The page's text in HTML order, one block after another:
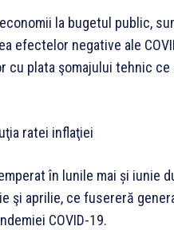
la bugetul public,
efectelor negative ale
cu plata şomajului tehnic
ratei inflaţiei
în lunile mai și iunie
şi aprilie, ce fusereră
COVID-19.